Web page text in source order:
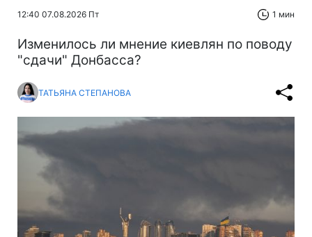
12:40 07.08.2026 Пт 1 мин
Изменилось ли мнение киевлян по поводу
"сдачи" Донбасса?
ТАТЬЯНА СТЕПАНОВА